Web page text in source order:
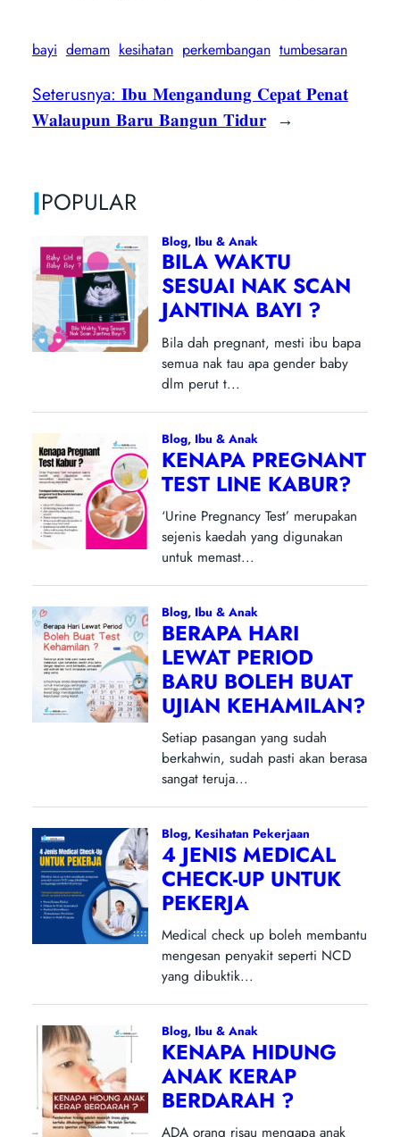
bayi demam kesihatan perkembangan tumbesaran
Seterusnya: 𝐈𝐛𝐮 𝐌𝐞𝐧𝐠𝐚𝐧𝐝𝐮𝐧𝐠 𝐂𝐞𝐩𝐚𝐭 𝐏𝐞𝐧𝐚𝐭
𝐖𝐚𝐥𝐚𝐮𝐩𝐮𝐧 𝐁𝐚𝐫𝐮 𝐁𝐚𝐧𝐠𝐮𝐧 𝐓𝐢𝐝𝐮𝐫 →
|POPULAR